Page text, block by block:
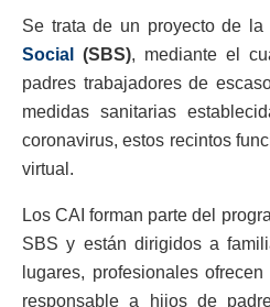
Se trata de un proyecto de la
Social
(SBS), mediante el
padres trabajadores de
medidas sanitarias
coronavirus, estos recintos
virtual.
Los CAI forman parte del
SBS y están dirigidos a
lugares, profesionales
responsable a hijos de